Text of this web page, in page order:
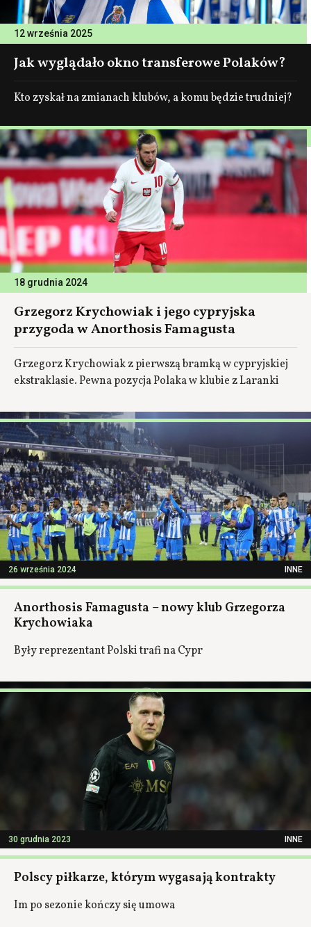
12 września 2025
Jak wyglądało okno transferowe Polaków?
Kto zyskał na zmianach klubów, a komu będzie trudniej?
18 grudnia 2024
Grzegorz Krychowiak i jego cypryjska
przygoda w Anorthosis Famagusta
Grzegorz Krychowiak z pierwszą bramką w cypryjskiej
ekstraklasie. Pewna pozycja Polaka w klubie z Laranki
26 września 2024 INNE
Anorthosis Famagusta – nowy klub Grzegorza
Krychowiaka
Były reprezentant Polski trafi na Cypr
30 grudnia 2023 INNE
Polscy piłkarze, którym wygasają kontrakty
Im po sezonie kończy się umowa